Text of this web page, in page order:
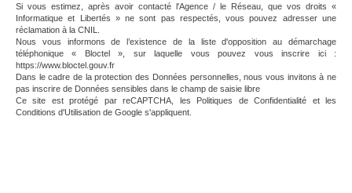
Si vous estimez, après avoir contacté l'Agence / le Réseau, que vos droits «
Informatique et Libertés » ne sont pas respectés, vous pouvez adresser une
réclamation à la CNIL.
Nous vous informons de l’existence de la liste d'opposition au démarchage
téléphonique « Bloctel », sur laquelle vous pouvez vous inscrire ici :
https://www.bloctel.gouv.fr
Dans le cadre de la protection des Données personnelles, nous vous invitons à ne
pas inscrire de Données sensibles dans le champ de saisie libre
Ce site est protégé par reCAPTCHA, les Politiques de Confidentialité et les
Conditions d'Utilisation de Google s'appliquent.